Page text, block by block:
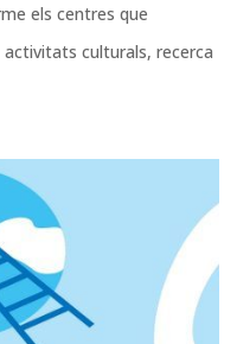
els centres que
culturals, recerca